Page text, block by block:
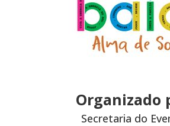
Organizado
Secretaria do